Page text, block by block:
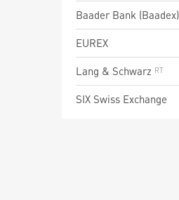
Baader Bank (Baadex)
EUREX
Lang & Schwarz
SIX Swiss Exchange